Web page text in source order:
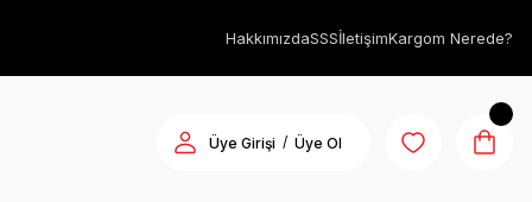
HakkımızdaSSSİletişimKargom Nerede?
Üye Girişi / Üye Ol